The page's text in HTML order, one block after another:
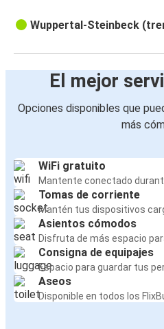
Wuppertal-Steinbeck
El mejor
Opciones disponibles que
más
WiFi gratuito
Mantente conectado
Tomas de corriente
Mantén tus dispositivos
Asientos cómodos
Disfruta de más espacio
Consigna de equipajes
Espacio para guardar tus
Aseos
Disponible en todos los